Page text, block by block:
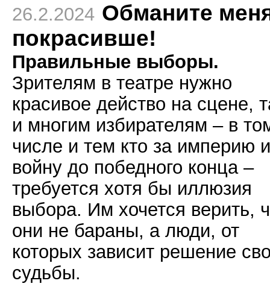
26.2.2024 Обманите
покрасивше!
Правильные выборы.
Зрителям в театре нужно
красивое действо на сцене,
и многим избирателям – в
числе и тем кто за империю и
войну до победного конца –
требуется хотя бы иллюзия
выбора. Им хочется верить,
они не бараны, а люди, от
которых зависит решение
судьбы.